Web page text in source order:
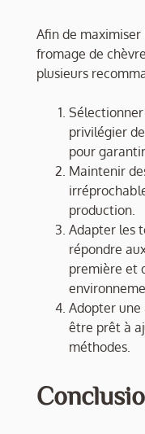
Afin de maximiser
fromage de
plusieurs
privilégier
pour
Maintenir
production.
Adapter les
répondre
première et
Adopter
être prêt à
méthodes.